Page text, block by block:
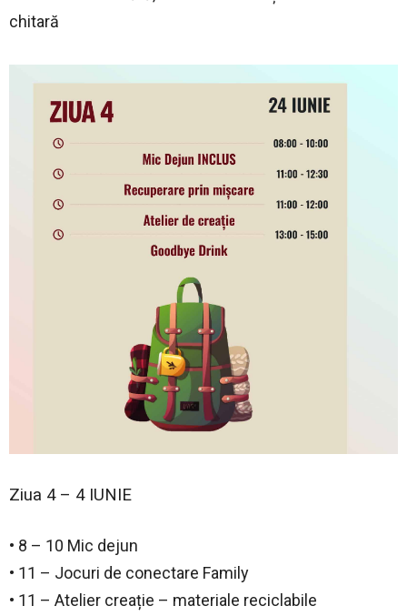
chitară
Ziua 4 – 4 IUNIE
• 8 – 10 Mic dejun
• 11 – Jocuri de conectare Family
• 11 – Atelier creație – materiale reciclabile